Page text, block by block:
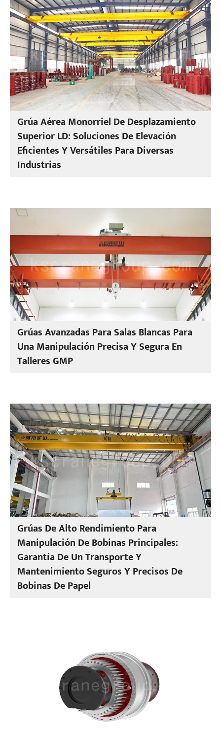
Grúa Aérea Monorriel De Desplazamiento
Superior LD: Soluciones De Elevación
Eficientes Y Versátiles Para Diversas
Industrias
Grúas Avanzadas Para Salas Blancas Para
Una Manipulación Precisa Y Segura En
Talleres GMP
Grúas De Alto Rendimiento Para
Manipulación De Bobinas Principales:
Garantía De Un Transporte Y
Mantenimiento Seguros Y Precisos De
Bobinas De Papel